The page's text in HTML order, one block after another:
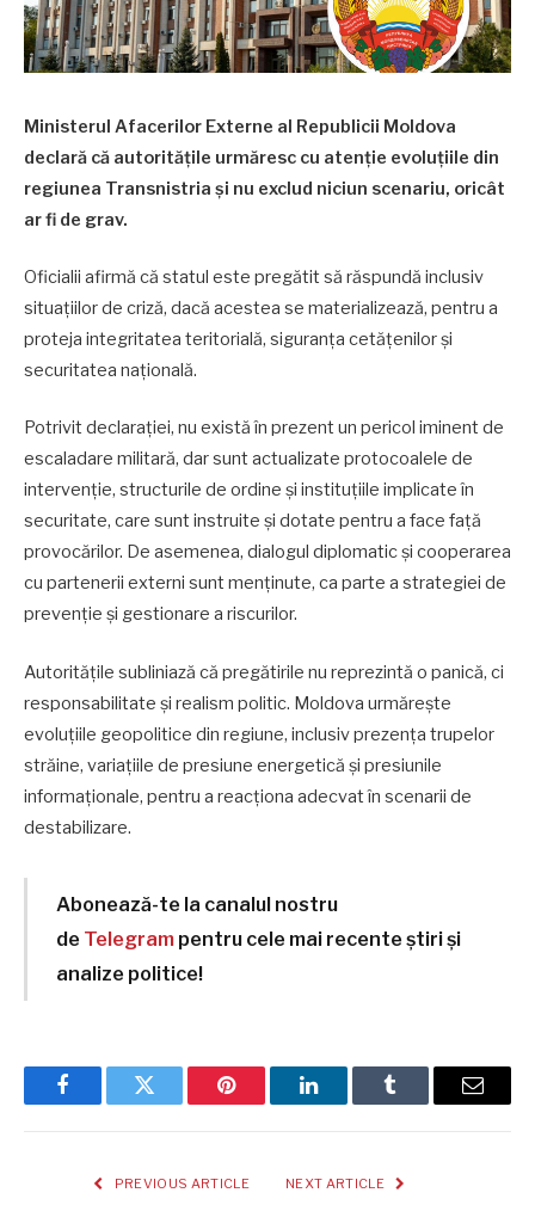
Ministerul Afacerilor Externe al Republicii Moldova
declară că autoritățile urmăresc cu atenție evoluțiile din
regiunea Transnistria și nu exclud niciun scenariu, oricât
ar fi de grav.
Oficialii afirmă că statul este pregătit să răspundă inclusiv
situațiilor de criză, dacă acestea se materializează, pentru a
proteja integritatea teritorială, siguranța cetățenilor și
securitatea națională.
Potrivit declarației, nu există în prezent un pericol iminent de
escaladare militară, dar sunt actualizate protocoalele de
intervenție, structurile de ordine și instituțiile implicate în
securitate, care sunt instruite și dotate pentru a face față
provocărilor. De asemenea, dialogul diplomatic și cooperarea
cu partenerii externi sunt menținute, ca parte a strategiei de
prevenție și gestionare a riscurilor.
Autoritățile subliniază că pregătirile nu reprezintă o panică, ci
responsabilitate și realism politic. Moldova urmărește
evoluțiile geopolitice din regiune, inclusiv prezența trupelor
străine, variațiile de presiune energetică și presiunile
informaționale, pentru a reacționa adecvat în scenarii de
destabilizare.
Abonează-te la canalul nostru
de Telegram pentru cele mai recente știri și
analize politice!
FacebookTwitter Pinterest LinkedInTumblr Email
PREVIOUS ARTICLE NEXT ARTICLE